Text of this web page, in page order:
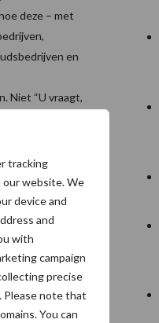
tracking
our website. We
device and
and
with
campaign
precise
Please note that
You can
deze – met
en
Niet “U vraagt,
veilig voedsel
gaan